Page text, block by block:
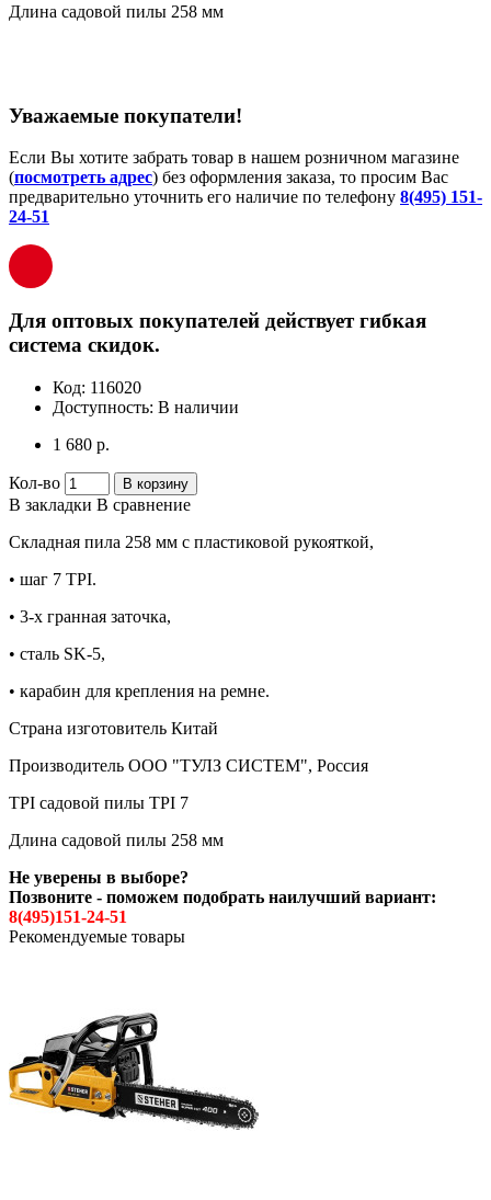
Длина садовой пилы 258 мм
Уважаемые покупатели!
Если Вы хотите забрать товар в нашем розничном магазине
(посмотреть адрес) без оформления заказа, то просим Вас
предварительно уточнить его наличие по телефону 8(495) 151-
24-51
Для оптовых покупателей действует гибкая
система скидок.
Код: 116020
Доступность: В наличии
1 680 р.
Кол-во В корзину
В закладки В сравнение
Складная пила 258 мм с пластиковой рукояткой,
• шаг 7 TPI.
• 3-х гранная заточка,
• сталь SK-5,
• карабин для крепления на ремне.
Страна изготовитель Китай
Производитель ООО "ТУЛЗ СИСТЕМ", Россия
TPI садовой пилы TPI 7
Длина садовой пилы 258 мм
Не уверены в выборе?
Позвоните - поможем подобрать наилучший вариант:
8(495)151-24-51
Рекомендуемые товары